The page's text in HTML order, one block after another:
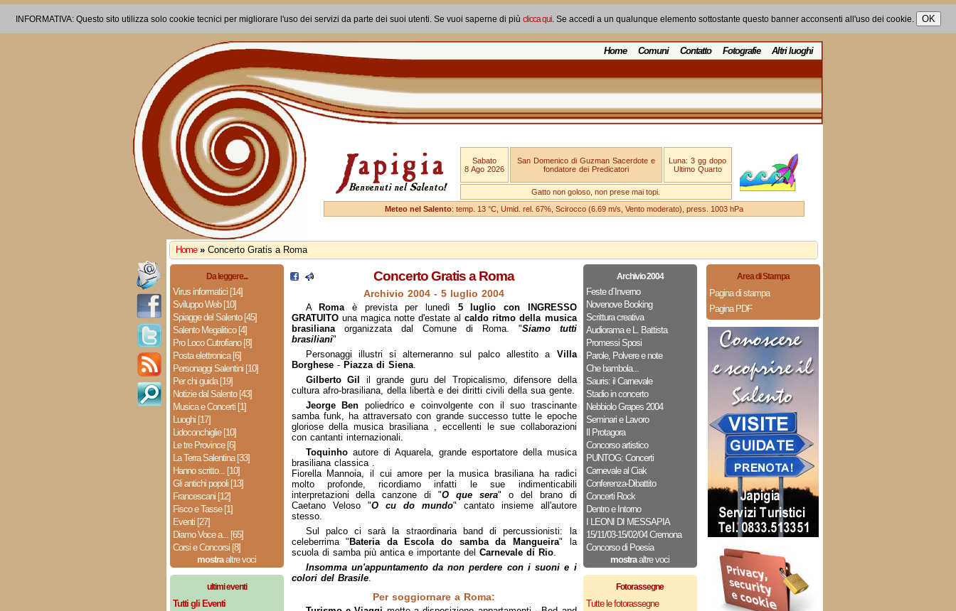
INFORMATIVA: Questo sito utilizza solo cookie tecnici per migliorare l'uso dei servizi da parte dei suoi utenti. Se vuoi saperne di più clicca qui. Se accedi a un qualunque elemento sottostante questo banner acconsenti all'uso dei cookie.
Home Comuni Contatto Fotografie Altri luoghi
Sabato
8 Ago 2026
San Domenico di Guzman Sacerdote e
fondatore dei Predicatori
Luna: 3 gg dopo
Ultimo Quarto
Gatto non goloso, non prese mai topi.
Meteo nel Salento: temp. 13 °C, Umid. rel. 67%, Scirocco (6.69 m/s, Vento moderato), press. 1003 hPa
Home » Concerto Gratis a Roma
Da leggere...
Virus informatici [14]
Sviluppo Web [10]
Spiagge del Salento [45]
Salento Megalitico [4]
Pro Loco Cutrofiano [8]
Posta elettronica [6]
Personaggi Salentini [10]
Per chi guida [19]
Notizie dal Salento [43]
Musica e Concerti [1]
Luoghi [17]
Lidoconchiglie [10]
Le tre Province [6]
La Terra Salentina [33]
Hanno scritto... [10]
Gli antichi popoli [13]
Francescani [12]
Fisco e Tasse [1]
Eventi [27]
Diamo Voce a... [65]
Corsi e Concorsi [8]
mostraaltre voci
ultimi eventi
Tutti gli Eventi
Archivio 2004
Feste d`Inverno
Novenove Booking
Scrittura creativa
Audiorama e L. Battista
Promessi Sposi
Parole, Polvere e note
Che bambola...
Sauris: il Carnevale
Stadio in concerto
Nebbiolo Grapes 2004
Seminari e Lavoro
Il Protagora
Concorso artistico
PUNTOG: Concerti
Carnevale al Ciak
Conferenza-Dibattito
Concerti Rock
Dentro e Intorno
I LEONI DI MESSAPIA
15/11/03-15/02/04 Cremona
Concorso di Poesia
mostraaltre voci
Fotorassegne
Tutte le fotorassegne
Concerto Gratis a Roma
Archivio 2004 - 5 luglio 2004
A Romaè prevista per lunedì 5 luglio con INGRESSO
GRATUITOuna magica notte d'estate alcaldo ritmo della musica
brasiliana organizzata dal Comune di Roma. "Siamo tutti
brasiliani"
Personaggi illustri si alterneranno sul palco allestito a Villa
Borghese- Piazza di Siena.
Gilberto Gil
il grande guru del Tropicalismo, difensore della
cultura afro-brasiliana, della libertà e dei diritti civili della sua gente.
Jeorge Ben poliedrico e coinvolgente con il suo trascinante
samba funk, ha attraversato con grande successo tutte le epoche
gloriose della musica brasiliana , eccellenti le sue collaborazioni
con cantanti internazionali.
Toquinhoautore di Aquarela, grande esportatore della musica
brasiliana classica .
Fiorella Mannoia, il cui amore per la musica brasiliana ha radici
molto profonde, ricordiamo infatti le sue indimenticabili
interpretazioni della canzone di "O que sera" o del brano di
Caetano Veloso "O cu do mundo" cantato insieme all'autore
stesso.
Sul palco ci sarà la straordinaria band di percussionisti: la
celeberrima " Bateria da Escola do samba da Mangueira" la
scuola di samba più antica e importante del Carnevale di Rio.
Insomma un'appuntamento da non perdere con i suoni e i
colori del Brasile.
Per soggiornare a Roma:
Area di Stampa
Pagina di stampa
Pagina PDF